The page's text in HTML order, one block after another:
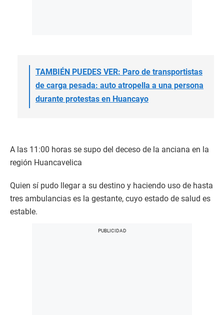
TAMBIÉN PUEDES VER: Paro de transportistas
de carga pesada: auto atropella a una persona
durante protestas en Huancayo
A las 11:00 horas se supo del deceso de la anciana en la
región Huancavelica
Quien sí pudo llegar a su destino y haciendo uso de hasta
tres ambulancias es la gestante, cuyo estado de salud es
estable.